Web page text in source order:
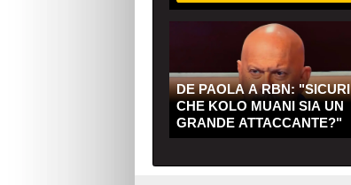
DE PAOLA A RBN: "SICURI
CHE KOLO MUANI SIA UN
GRANDE ATTACCANTE?"